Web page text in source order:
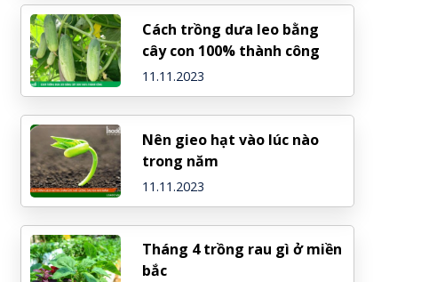
Cách trồng dưa leo bằng
cây con 100% thành công
11.11.2023
Nên gieo hạt vào lúc nào
trong năm
11.11.2023
Tháng 4 trồng rau gì ở miền
bắc